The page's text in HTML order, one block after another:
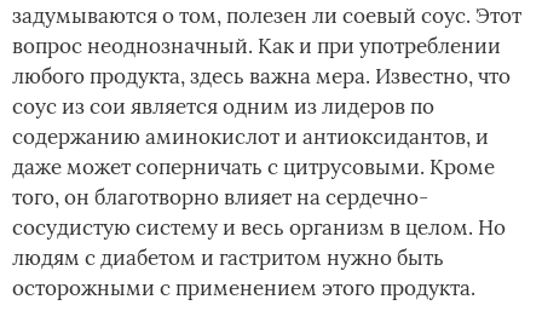
задумываются о том, полезен ли соевый соус. Этот
вопрос неоднозначный. Как и при употреблении
любого продукта, здесь важна мера. Известно, что
соус из сои является одним из лидеров по
содержанию аминокислот и антиоксидантов, и
даже может соперничать с цитрусовыми. Кроме
того, он благотворно влияет на сердечно-
сосудистую систему и весь организм в целом. Но
людям с диабетом и гастритом нужно быть
осторожными с применением этого продукта.